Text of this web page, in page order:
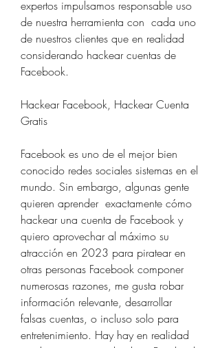
expertos impulsamos responsable uso
de nuestra herramienta con  cada uno
de nuestros clientes que en realidad
considerando hackear cuentas de
Facebook.
Hackear Facebook, Hackear Cuenta
Gratis
Facebook es uno de el mejor bien
conocido redes sociales sistemas en el
mundo. Sin embargo, algunas gente
quieren aprender  exactamente cómo
hackear una cuenta de Facebook y
quiero aprovechar al máximo su
atracción en 2023 para piratear en
otras personas Facebook componer
numerosas razones, me gusta robar
información relevante, desarrollar
falsas cuentas, o incluso solo para
entretenimiento. Hay hay en realidad